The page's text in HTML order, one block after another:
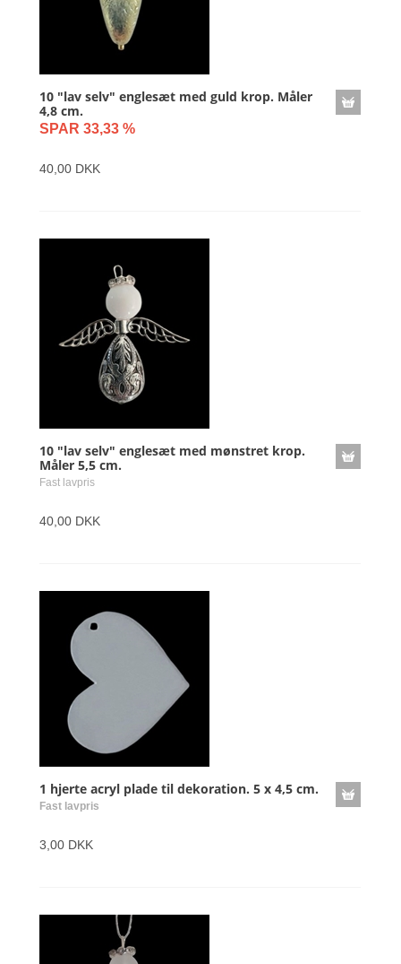
10 "lav selv" englesæt med guld krop. Måler
4,8 cm.
SPAR 33,33 %
40,00 DKK
10 "lav selv" englesæt med mønstret krop.
Måler 5,5 cm.
Fast lavpris
40,00 DKK
1 hjerte acryl plade til dekoration. 5 x 4,5 cm.
Fast lavpris
3,00 DKK